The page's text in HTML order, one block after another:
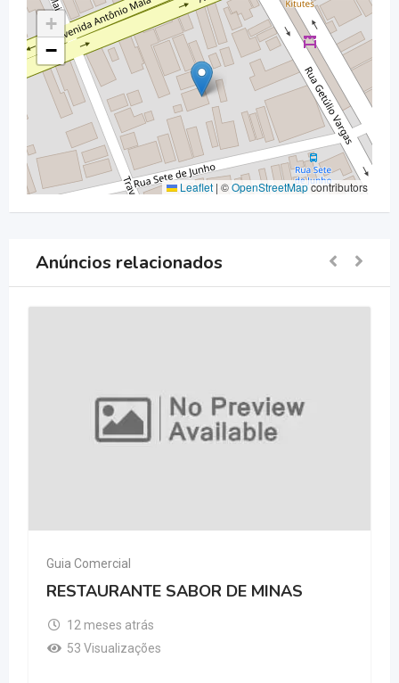
+
−
Leaflet | ©OpenStreetMapcontributors
Anúncios relacionados
Guia Comercial
RESTAURANTE SABOR DE MINAS
12 meses atrás
53 Visualizações